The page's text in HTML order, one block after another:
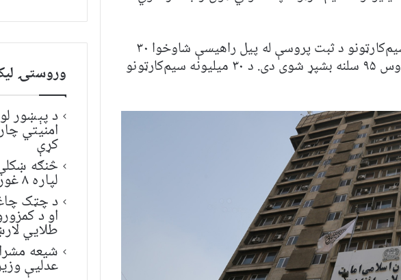
د وزارت ویاند عنایت‌الله الکوزي ویلي، د سیم‌کارټونو د ثبت پروسې له پیل راهیسې شاوخوا ۳۰
میلیونه سیم‌کارټونه ثبت شوي او دا بهیر اوس ۹۵ سلنه بشپړ شوی دی. د ۳۰ میلیونه سیم‌کارټونو
وروستۍ
د پېښور
امنیتي
کړې
څنګه
لپاره ۸ غوره او اغېزناکې لارې
د چټک
او د
طلایي
شیعه
عدلیې